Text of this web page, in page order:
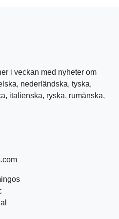
i veckan med nyheter om
nederländska, tyska,
italienska, ryska, rumänska,